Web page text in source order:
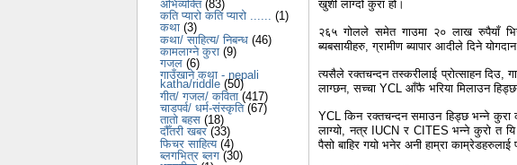
अभिव्यक्ति (83)
कति प्यारो कति प्यारो ...... (1)
कथा (3)
कथा/ साहित्य/ निबन्ध (46)
कामलाग्ने कुरा (9)
गजल (6)
गाउँखाने कथा - nepali
katha/riddle (50)
गीत/ गजल/ कविता (417)
चाडपर्व/ धर्म-संस्कृति (67)
तातो बहस (18)
दौँतरी खबर (33)
फिचर साहित्य (4)
ब्लगभित्र ब्लग (30)
खुशी लाग्दो कुरा हो।
२६५ गोलले समेत गाउमा २० लाख रुपैयाँ
ब्यबसायीहरु, ग्रामीण ब्यापार आदीले दिने
त्यसैले रक्तचन्दन तस्करीलाई प्रोत्साहन दिउ,
लाग्छन, सच्चा YCL आँफै भरिया मिलाउन
YCL किन रक्तचन्दन समाउन हिड्छ भन्ने कुरा
लाग्यो, नत्र IUCN र CITES भन्ने कुरो त
पैसो बाहिर गयो भनेर अनी हाम्रा काम्रेडहरुलाई